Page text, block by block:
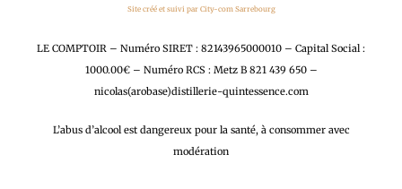
Site créé et suivi par City-com Sarrebourg
LE COMPTOIR – Numéro SIRET : 82143965000010 – Capital Social :
1000.00€ – Numéro RCS : Metz B 821 439 650 –
nicolas(arobase)distillerie-quintessence.com
L’abus d’alcool est dangereux pour la santé, à consommer avec
modération